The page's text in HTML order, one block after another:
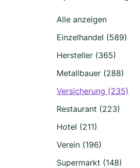
Alle anzeigen
Einzelhandel (589)
Hersteller (365)
Metallbauer (288)
Versicherung (235)
Restaurant (223)
Hotel (211)
Verein (196)
Supermarkt (148)